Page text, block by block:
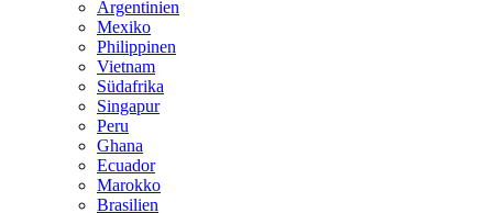
Argentinien
Mexiko
Philippinen
Vietnam
Südafrika
Singapur
Peru
Ghana
Ecuador
Marokko
Brasilien